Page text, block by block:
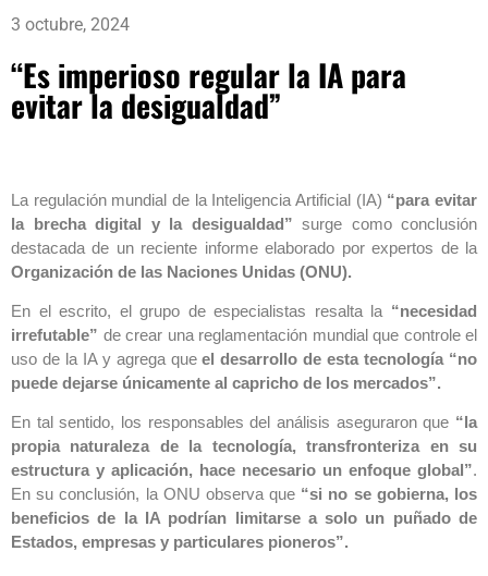
3 octubre, 2024
“Es imperioso regular la IA para
evitar la desigualdad”
La regulación mundial de la Inteligencia Artificial (IA) “para evitar
la brecha digital y la desigualdad” surge como conclusión
destacada de un reciente informe elaborado por expertos de la
Organización de las Naciones Unidas (ONU).
En el escrito, el grupo de especialistas resalta la “necesidad
irrefutable” de crear una reglamentación mundial que controle el
uso de la IA y agrega queel desarrollo de esta tecnología “no
puede dejarse únicamente al capricho de los mercados”.
En tal sentido, los responsables del análisis aseguraron que “la
propia naturaleza de la tecnología, transfronteriza en su
estructura y aplicación, hace necesario un enfoque global”.
En su conclusión, la ONU observa que “si no se gobierna, los
beneficios de la IA podrían limitarse a solo un puñado de
Estados, empresas y particulares pioneros”.